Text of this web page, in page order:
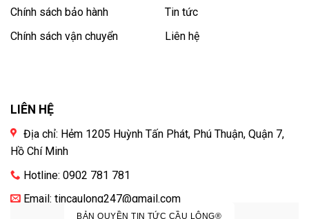
Chính sách bảo hành
Chính sách vận chuyển
Tin tức
Liên hệ
LIÊN HỆ
Địa chỉ: Hẻm 1205 Huỳnh Tấn Phát, Phú Thuận, Quận 7,
Hồ Chí Minh
Hotline: 0902 781 781
Email: tincaulong247@gmail.com
BẢN QUYỀN TIN TỨC CẦU LÔNG®️